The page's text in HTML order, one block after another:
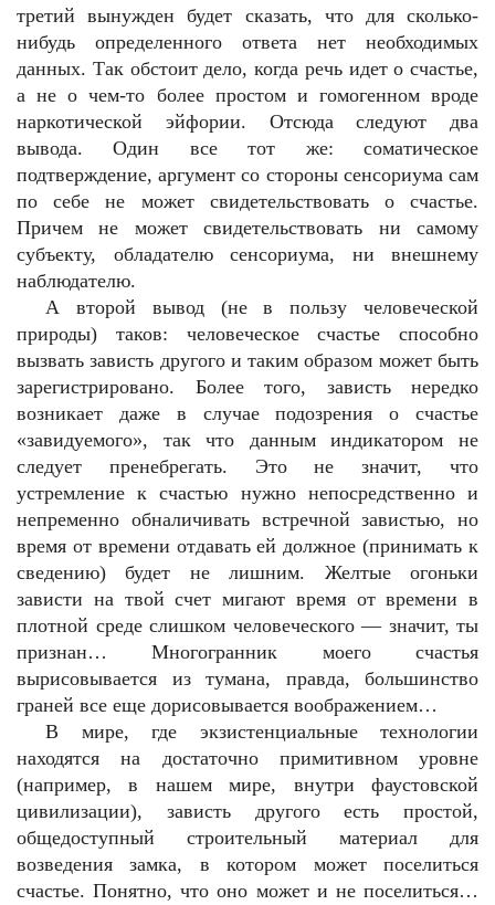
третий вынужден будет сказать, что для сколько-
нибудь определенного ответа нет необходимых
данных. Так обстоит дело, когда речь идет о счастье,
а не о чем-то более простом и гомогенном вроде
наркотической эйфории. Отсюда следуют два
вывода. Один все тот же: соматическое
подтверждение, аргумент со стороны сенсориума сам
по себе не может свидетельствовать о счастье.
Причем не может свидетельствовать ни самому
субъекту, обладателю сенсориума, ни внешнему
наблюдателю.
А второй вывод (не в пользу человеческой
природы) таков: человеческое счастье способно
вызвать зависть другого и таким образом может быть
зарегистрировано. Более того, зависть нередко
возникает даже в случае подозрения о счастье
«завидуемого», так что данным индикатором не
следует пренебрегать. Это не значит, что
устремление к счастью нужно непосредственно и
непременно обналичивать встречной завистью, но
время от времени отдавать ей должное (принимать к
сведению) будет не лишним. Желтые огоньки
зависти на твой счет мигают время от времени в
плотной среде слишком человеческого — значит, ты
признан… Многогранник моего счастья
вырисовывается из тумана, правда, большинство
граней все еще дорисовывается воображением…
В мире, где экзистенциальные технологии
находятся на достаточно примитивном уровне
(например, в нашем мире, внутри фаустовской
цивилизации), зависть другого есть простой,
общедоступный строительный материал для
возведения замка, в котором может поселиться
счастье. Понятно, что оно может и не поселиться…